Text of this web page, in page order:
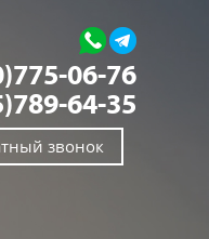
06-76
64-35
звонок